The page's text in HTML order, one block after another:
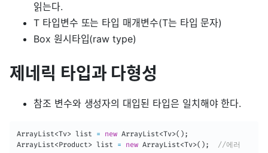
읽는다.
T 타입변수 또는 타입 매개변수(T는 타입 문자)
Box 원시타입(raw type)
제네릭 타입과 다형성
참조 변수와 생성자의 대입된 타입은 일치해야 한다.
ArrayList<Tv> list = new ArrayList<Tv>( ) ;
ArrayList<Product> list = new ArrayList<Tv>( ) ; //에러